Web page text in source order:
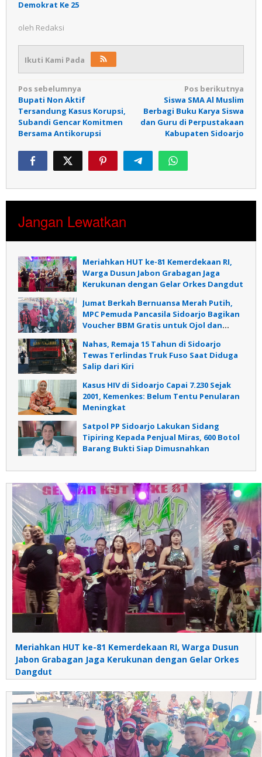
Demokrat Ke 25
oleh Redaksi
Ikuti Kami Pada
Navigasi
pos
Pos sebelumnya
Bupati Non Aktif
Tersandung Kasus Korupsi,
Subandi Gencar Komitmen
Bersama Antikorupsi
Pos berikutnya
Siswa SMA Al Muslim
Berbagi Buku Karya Siswa
dan Guru di Perpustakaan
Kabupaten Sidoarjo
Jangan Lewatkan
Meriahkan HUT ke-81 Kemerdekaan RI,
Warga Dusun Jabon Grabagan Jaga
Kerukunan dengan Gelar Orkes Dangdut
Jumat Berkah Bernuansa Merah Putih,
MPC Pemuda Pancasila Sidoarjo Bagikan
Voucher BBM Gratis untuk Ojol dan
Nahas, Remaja 15 Tahun di Sidoarjo
Tewas Terlindas Truk Fuso Saat Diduga
Salip dari Kiri
Kasus HIV di Sidoarjo Capai 7.230 Sejak
2001, Kemenkes: Belum Tentu Penularan
Meningkat
Satpol PP Sidoarjo Lakukan Sidang
Tipiring Kepada Penjual Miras, 600 Botol
Barang Bukti Siap Dimusnahkan
Meriahkan HUT ke-81 Kemerdekaan RI, Warga Dusun
Jabon Grabagan Jaga Kerukunan dengan Gelar Orkes
Dangdut